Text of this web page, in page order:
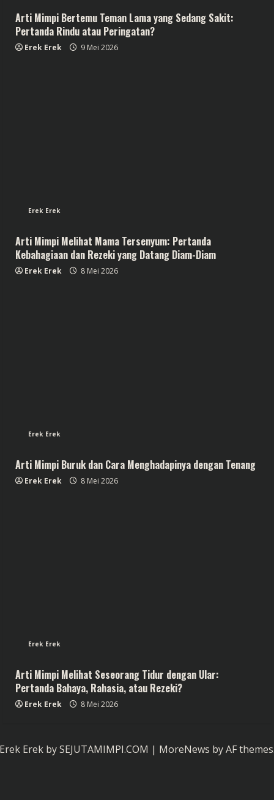
Arti Mimpi Bertemu Teman Lama yang Sedang Sakit:
Pertanda Rindu atau Peringatan?
Erek Erek 9 Mei 2026
Erek Erek
Arti Mimpi Melihat Mama Tersenyum: Pertanda
Kebahagiaan dan Rezeki yang Datang Diam-Diam
Erek Erek 8 Mei 2026
Erek Erek
Arti Mimpi Buruk dan Cara Menghadapinya dengan Tenang
Erek Erek 8 Mei 2026
Erek Erek
Arti Mimpi Melihat Seseorang Tidur dengan Ular:
Pertanda Bahaya, Rahasia, atau Rezeki?
Erek Erek 8 Mei 2026
Erek by SEJUTAMIMPI.COM | MoreNews by AF